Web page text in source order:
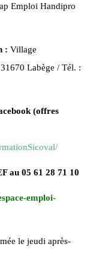
Emploi Handipro
: Village
Labège / Tél. :
(offres
au 05 61 28 71 10
emploi-
le jeudi après-